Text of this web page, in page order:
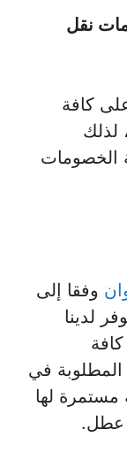
نقل
كافة
لذلك
الخصومات
وفقا إلى
لدينا
المطلوبة في
لها
عطل.